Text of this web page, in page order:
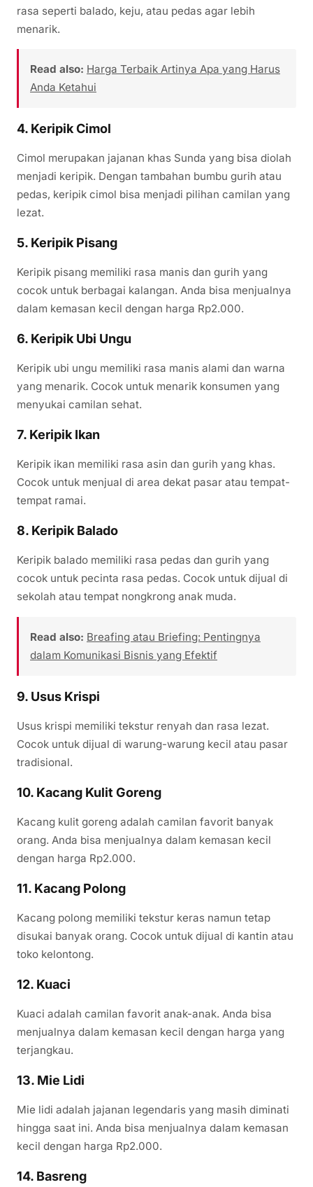
rasa seperti balado, keju, atau pedas agar lebih
menarik.
Read also: Harga Terbaik Artinya Apa yang Harus
Anda Ketahui
4. Keripik Cimol
Cimol merupakan jajanan khas Sunda yang bisa diolah
menjadi keripik. Dengan tambahan bumbu gurih atau
pedas, keripik cimol bisa menjadi pilihan camilan yang
lezat.
5. Keripik Pisang
Keripik pisang memiliki rasa manis dan gurih yang
cocok untuk berbagai kalangan. Anda bisa menjualnya
dalam kemasan kecil dengan harga Rp2.000.
6. Keripik Ubi Ungu
Keripik ubi ungu memiliki rasa manis alami dan warna
yang menarik. Cocok untuk menarik konsumen yang
menyukai camilan sehat.
7. Keripik Ikan
Keripik ikan memiliki rasa asin dan gurih yang khas.
Cocok untuk menjual di area dekat pasar atau tempat-
tempat ramai.
8. Keripik Balado
Keripik balado memiliki rasa pedas dan gurih yang
cocok untuk pecinta rasa pedas. Cocok untuk dijual di
sekolah atau tempat nongkrong anak muda.
Read also: Breafing atau Briefing: Pentingnya
dalam Komunikasi Bisnis yang Efektif
9. Usus Krispi
Usus krispi memiliki tekstur renyah dan rasa lezat.
Cocok untuk dijual di warung-warung kecil atau pasar
tradisional.
10. Kacang Kulit Goreng
Kacang kulit goreng adalah camilan favorit banyak
orang. Anda bisa menjualnya dalam kemasan kecil
dengan harga Rp2.000.
11. Kacang Polong
Kacang polong memiliki tekstur keras namun tetap
disukai banyak orang. Cocok untuk dijual di kantin atau
toko kelontong.
12. Kuaci
Kuaci adalah camilan favorit anak-anak. Anda bisa
menjualnya dalam kemasan kecil dengan harga yang
terjangkau.
13. Mie Lidi
Mie lidi adalah jajanan legendaris yang masih diminati
hingga saat ini. Anda bisa menjualnya dalam kemasan
kecil dengan harga Rp2.000.
14. Basreng